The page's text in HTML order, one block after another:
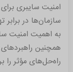
امنیت سایبری
سازمان‌ها در
به اهمیت امنیت
همچنین
راه‌حل‌های مؤثر را